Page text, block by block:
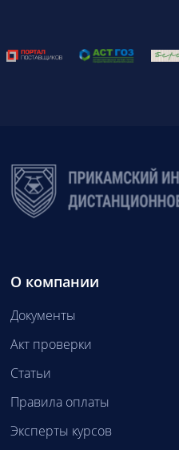
О компании
Документы
Акт проверки
Статьи
Правила оплаты
Эксперты курсов